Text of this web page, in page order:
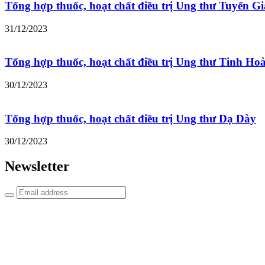
Tổng hợp thuốc, hoạt chất điều trị Ung thư Tuyến
31/12/2023
Tổng hợp thuốc, hoạt chất điều trị Ung thư Tinh
30/12/2023
Tổng hợp thuốc, hoạt chất điều trị Ung thư Dạ Dày
30/12/2023
Newsletter